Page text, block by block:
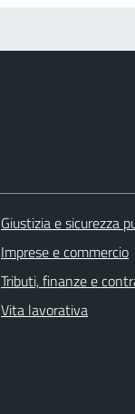
Giustizia e sicurezza
Imprese e commercio
Tributi, finanze e
Vita lavorativa